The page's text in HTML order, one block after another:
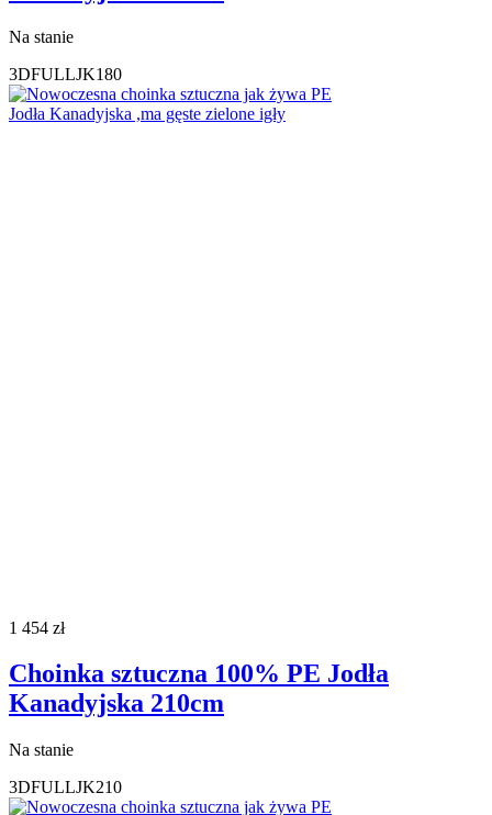
Na stanie
3DFULLJK180
1 454 zł
Choinka sztuczna 100% PE Jodła
Kanadyjska 210cm
Na stanie
3DFULLJK210